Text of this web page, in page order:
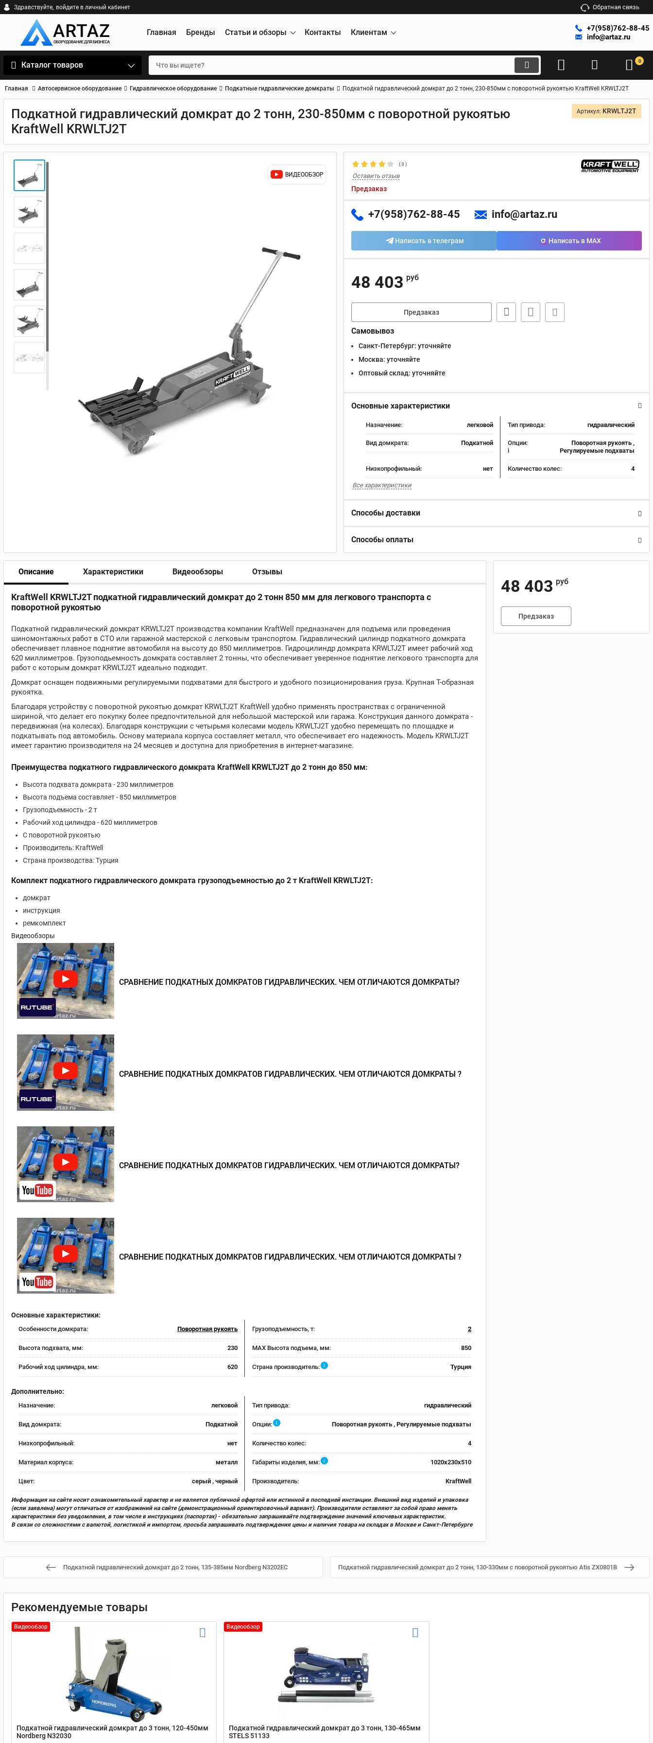
Здравствуйте, войдите в личный кабинет Обратная связь
Главная Бренды Статьи и обзоры Контакты Клиентам
+7(958)762-88-45
info@artaz.ru
Каталог товаров 0
Главная Автосервисное оборудование Гидравлическое оборудование Подкатные гидравлические домкраты Подкатной гидравлический домкрат до 2 тонн, 230-850мм с поворотной рукоятью KraftWell KRWLTJ2T
Подкатной гидравлический домкрат до 2 тонн, 230-850мм с поворотной рукоятью
KraftWell KRWLTJ2T
Артикул: KRWLTJ2T
ВИДЕООБЗОР
(3 )
Оставить отзыв
Предзаказ
+7(958)762-88-45 info@artaz.ru
Написать в телеграм Написать в MAX
48 403 руб
Предзаказ
Самовывоз
Санкт-Петербург: уточняйте
Москва: уточняйте
Оптовый склад: уточняйте
Основные характеристики
Назначение: легковой Тип привода: гидравлический
Вид домкрата: Подкатной
Опции:
i
Поворотная рукоять ,
Регулируемые подхваты
Низкопрофильный: нет Количество колес: 4
Все характеристики
Способы доставки
Способы оплаты
Описание Характеристики Видеообзоры Отзывы
KraftWell KRWLTJ2T подкатной гидравлический домкрат до 2 тонн 850 мм для легкового транспорта с
поворотной рукоятью
Подкатной гидравлический домкрат KRWLTJ2T производства компании KraftWell предназначен для подъема или проведения
шиномонтажных работ в СТО или гаражной мастерской с легковым транспортом. Гидравлический цилиндр подкатного домкрата
обеспечивает плавное поднятие автомобиля на высоту до 850 миллиметров. Гидроцилиндр домкрата KRWLTJ2T имеет рабочий ход
620 миллиметров. Грузоподьемность домкрата составляет 2 тонны, что обеспечивает уверенное поднятие легкового транспорта для
работ с которым домкрат KRWLTJ2T идеально подходит.
Домкрат оснащен подвижными регулируемыми подхватами для быстрого и удобного позиционирования груза. Крупная Т-образная
рукоятка.
Благодаря устройству с поворотной рукоятью домкрат KRWLTJ2T KraftWell удобно применять пространствах с ограниченной
шириной, что делает его покупку более предпочтительной для небольшой мастерской или гаража. Конструкция данного домкрата -
передвижная (на колесах). Благодаря конструкции с четырьмя колесами модель KRWLTJ2T удобно перемещать по площадке и
подкатывать под автомобиль. Основу материала корпуса составляет металл, что обеспечивает его надежность. Модель KRWLTJ2T
имеет гарантию производителя на 24 месяцев и доступна для приобретения в интернет-магазине.
Преимущества подкатного гидравлического домкрата KraftWell KRWLTJ2T до 2 тонн до 850 мм:
Высота подхвата домкрата - 230 миллиметров
Высота подъема составляет - 850 миллиметров
Грузоподъемность - 2 т
Рабочий ход цилиндра - 620 миллиметров
С поворотной рукоятью
Производитель: KraftWell
Страна производства: Турция
Комплект подкатного гидравлического домкрата грузоподъемностью до 2 т KraftWell KRWLTJ2T:
домкрат
инструкция
ремкомплект
Видеообзоры
СРАВНЕНИЕ ПОДКАТНЫХ ДОМКРАТОВ ГИДРАВЛИЧЕСКИХ. ЧЕМ ОТЛИЧАЮТСЯ ДОМКРАТЫ?
СРАВНЕНИЕ ПОДКАТНЫХ ДОМКРАТОВ ГИДРАВЛИЧЕСКИХ. ЧЕМ ОТЛИЧАЮТСЯ ДОМКРАТЫ ?
СРАВНЕНИЕ ПОДКАТНЫХ ДОМКРАТОВ ГИДРАВЛИЧЕСКИХ. ЧЕМ ОТЛИЧАЮТСЯ ДОМКРАТЫ?
СРАВНЕНИЕ ПОДКАТНЫХ ДОМКРАТОВ ГИДРАВЛИЧЕСКИХ. ЧЕМ ОТЛИЧАЮТСЯ ДОМКРАТЫ ?
Основные характеристики:
Особенности домкрата: Поворотная рукоять Грузоподъемность, т: 2
Высота подхвата, мм: 230 MAX Высота подъема, мм: 850
Рабочий ход цилиндра, мм: 620 Страна производитель: i Турция
Дополнительно:
Назначение: легковой Тип привода: гидравлический
Вид домкрата: Подкатной Опции: i Поворотная рукоять , Регулируемые подхваты
Низкопрофильный: нет Количество колес: 4
Материал корпуса: металл Габариты изделия, мм: i 1020x230x510
Цвет: серый , черный Производитель: KraftWell
Информация на сайте носит ознакомительный характер и не является публичной офертой или истинной в последней инстанции. Внешний вид изделий и упаковка
(если заявлена) могут отличаться от изображений на сайте (демонстрационный ориентировочный вариант). Производители оставляют за собой право менять
характеристики без уведомления, в том числе в инструкциях (паспортах) - обязательно запрашивайте подтверждение значений ключевых характеристик.
В связи со сложностями с валютой, логистикой и импортом, просьба запрашивать подтверждения цены и наличия товара на складах в Москве и Санкт-Петербурге
48 403 руб
Предзаказ
Подкатной гидравлический домкрат до 2 тонн, 135-385мм Nordberg N3202EC Подкатной гидравлический домкрат до 2 тонн, 130-330мм с поворотной рукоятью Atis ZX0801В
Рекомендуемые товары
Видеообзор
Подкатной гидравлический домкрат до 3 тонн, 120-450мм
Nordberg N32030
Видеообзор
Подкатной гидравлический домкрат до 3 тонн, 130-465мм
STELS 51133